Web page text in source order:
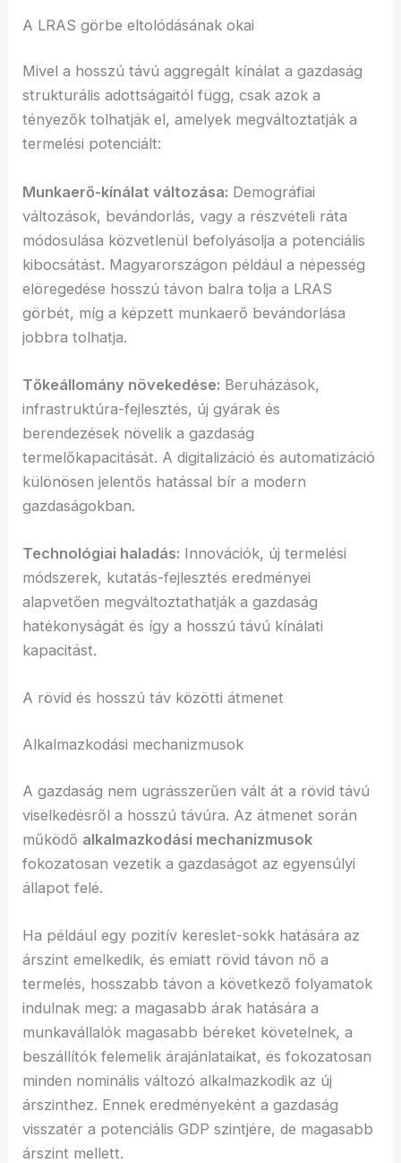
A LRAS görbe eltolódásának okai
Mivel a hosszú távú aggregált kínálat a gazdaság
strukturális adottságaitól függ, csak azok a
tényezők tolhatják el, amelyek megváltoztatják a
termelési potenciált:
Munkaerő-kínálat változása: Demográfiai
változások, bevándorlás, vagy a részvételi ráta
módosulása közvetlenül befolyásolja a potenciális
kibocsátást. Magyarországon például a népesség
elöregedése hosszú távon balra tolja a LRAS
görbét, míg a képzett munkaerő bevándorlása
jobbra tolhatja.
Tőkeállomány növekedése: Beruházások,
infrastruktúra-fejlesztés, új gyárak és
berendezések növelik a gazdaság
termelőkapacitását. A digitalizáció és automatizáció
különösen jelentős hatással bír a modern
gazdaságokban.
Technológiai haladás: Innovációk, új termelési
módszerek, kutatás-fejlesztés eredményei
alapvetően megváltoztathatják a gazdaság
hatékonyságát és így a hosszú távú kínálati
kapacitást.
A rövid és hosszú táv közötti átmenet
Alkalmazkodási mechanizmusok
A gazdaság nem ugrásszerűen vált át a rövid távú
viselkedésről a hosszú távúra. Az átmenet során
működő alkalmazkodási mechanizmusok
fokozatosan vezetik a gazdaságot az egyensúlyi
állapot felé.
Ha például egy pozitív kereslet-sokk hatására az
árszint emelkedik, és emiatt rövid távon nő a
termelés, hosszabb távon a következő folyamatok
indulnak meg: a magasabb árak hatására a
munkavállalók magasabb béreket követelnek, a
beszállítók felemelik árajánlataikat, és fokozatosan
minden nominális változó alkalmazkodik az új
árszinthez. Ennek eredményeként a gazdaság
visszatér a potenciális GDP szintjére, de magasabb
árszint mellett.